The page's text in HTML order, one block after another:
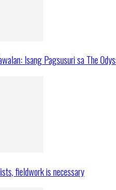
Isang Pagsusuri sa The
fieldwork is necessary